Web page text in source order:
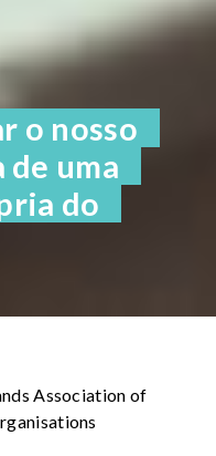
o nosso
uma
do
Association of